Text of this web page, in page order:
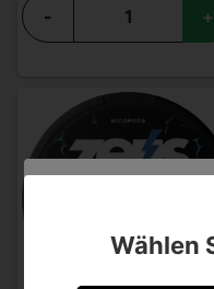
- +
Sind Sie
Leider können Sie
Wählen